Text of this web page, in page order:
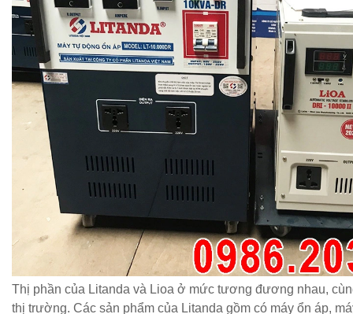
Thị phần của Litanda và Lioa ở mức tương đương nhau,
thị trường. Các sản phẩm của Litanda gồm có máy ổn áp,